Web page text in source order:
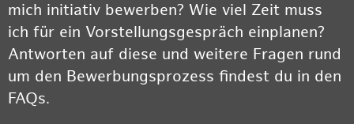
mich initiativ bewerben? Wie viel Zeit muss
ich für ein Vorstellungsgespräch einplanen?
Antworten auf diese und weitere Fragen rund
um den Bewerbungsprozess findest du in den
FAQs.